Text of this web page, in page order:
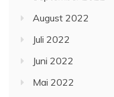
August 2022
Juli 2022
Juni 2022
Mai 2022